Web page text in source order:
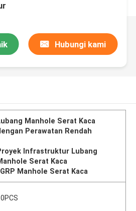
Hubungi kami
Manhole Serat Kaca
Perawatan Rendah
Infrastruktur Lubang
Serat Kaca
GRP Manhole Serat Kaca